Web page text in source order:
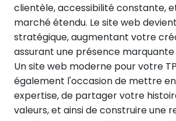
clientèle, accessibilité constante,
marché étendu. Le site web
stratégique, augmentant votre
assurant une présence
Un site web moderne pour votre
également l'occasion de mettre
expertise, de partager votre
valeurs, et ainsi de construire une